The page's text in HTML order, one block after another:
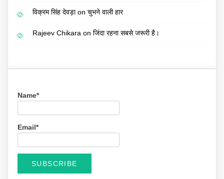
विक्रम सिंह देवड़ाon चुभने वाली हार
Rajeev Chikara on जिंदा रहना सबसे जरूरी है।
Name*
Email*